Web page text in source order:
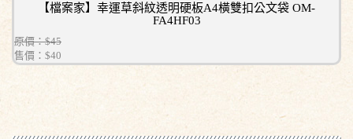
【檔案家】幸運草斜紋透明硬板A4橫雙扣公文袋 OM-
FA4HF03
原價：$45
售價： $40